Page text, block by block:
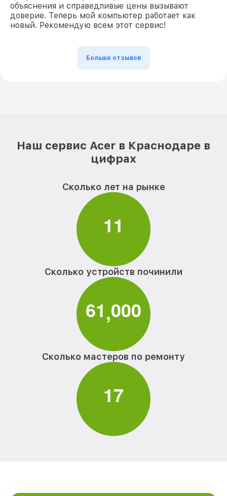
объяснения и справедливые цены вызывают
доверие. Теперь мой компьютер работает как
новый. Рекомендую всем этот сервис!
Больше отзывов
Наш сервис Acer в Краснодаре в
цифрах
Сколько лет на рынке
11
Сколько устройств починили
61,000
Сколько мастеров по ремонту
17